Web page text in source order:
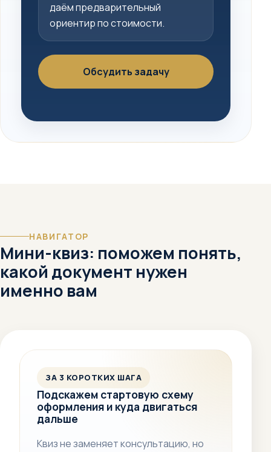
даём предварительный
ориентир по стоимости.
Обсудить задачу
НАВИГАТОР
Мини-квиз: поможем понять,
какой документ нужен
именно вам
ЗА 3 КОРОТКИХ ШАГА
Подскажем стартовую схему
оформления и куда двигаться
дальше
Квиз не заменяет консультацию, но